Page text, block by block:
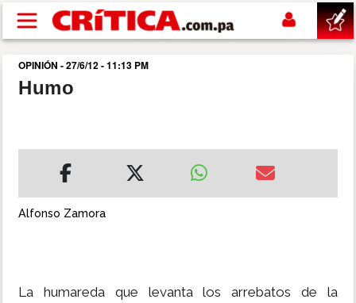
Pasar al contenido principal
buscar
DEPORTES
OPINIÓN - 27/6/12 - 11:13 PM
Humo
Alfonso Zamora
La humareda que levanta los arrebatos de la